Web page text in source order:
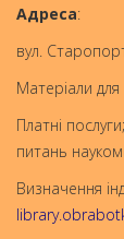
Aдреса:
вул.
Матеріали
Платні
питань
Визначення